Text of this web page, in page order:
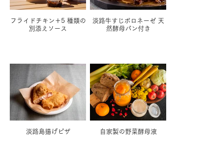
フライドチキン＋5 種類の
別添えソース
淡路牛すじボロネーゼ 天
然酵母パン付き
淡路島揚げピザ 自家製の野菜酵母液